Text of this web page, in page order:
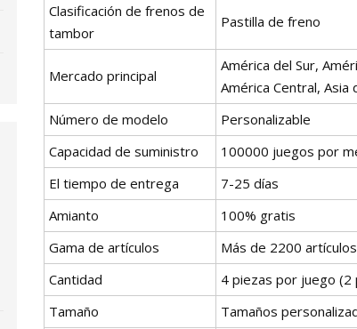
Clasificación de frenos de
tambor
Pastilla de freno
Mercado principal
América del Sur,
América Central, Asia
Número de modelo
Personalizable
Capacidad de suministro
100000 juegos por
El tiempo de entrega
7-25 días
Amianto
100% gratis
Gama de artículos
Más de 2200
Cantidad
4 piezas por juego (2
Tamaño
Tamaños